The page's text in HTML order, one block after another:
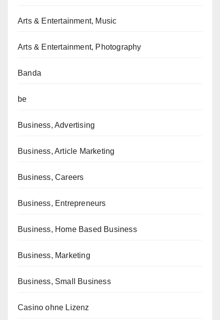
Arts & Entertainment, Music
Arts & Entertainment, Photography
Banda
be
Business, Advertising
Business, Article Marketing
Business, Careers
Business, Entrepreneurs
Business, Home Based Business
Business, Marketing
Business, Small Business
Casino ohne Lizenz